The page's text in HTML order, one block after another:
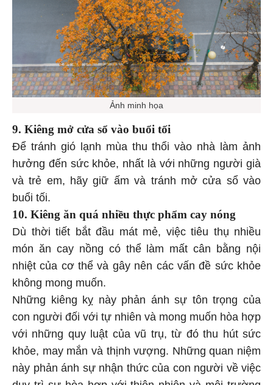
Ảnh minh họa
9. Kiêng mở cửa sổ vào buổi tối
Để tránh gió lạnh mùa thu thổi vào nhà làm ảnh
hưởng đến sức khỏe, nhất là với những người già
và trẻ em, hãy giữ ấm và tránh mở cửa sổ vào
buổi tối.
10. Kiêng ăn quá nhiều thực phẩm cay nóng
Dù thời tiết bắt đầu mát mẻ, việc tiêu thụ nhiều
món ăn cay nồng có thể làm mất cân bằng nội
nhiệt của cơ thể và gây nên các vấn đề sức khỏe
không mong muốn.
Những kiêng kỵ này phản ánh sự tôn trọng của
con người đối với tự nhiên và mong muốn hòa hợp
với những quy luật của vũ trụ, từ đó thu hút sức
khỏe, may mắn và thịnh vượng. Những quan niệm
này phản ánh sự nhận thức của con người về việc